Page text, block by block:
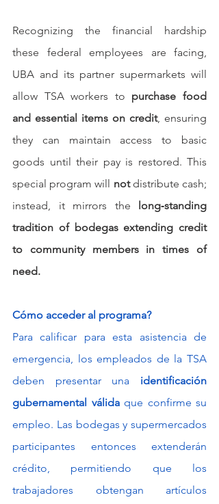
Recognizing the financial hardship
these federal employees are facing,
UBA and its partner supermarkets will
allow TSA workers to purchase food
and essential items on credit, ensuring
they can maintain access to basic
goods until their pay is restored. This
special program will not distribute cash;
instead, it mirrors the long‑standing
tradition of bodegas extending credit
to community members in times of
need.
Cómo acceder al programa?
Para calificar para esta asistencia de
emergencia, los empleados de la TSA
deben presentar una identificación
gubernamental válida que confirme su
empleo. Las bodegas y supermercados
participantes entonces extenderán
crédito, permitiendo que los
trabajadores obtengan artículos